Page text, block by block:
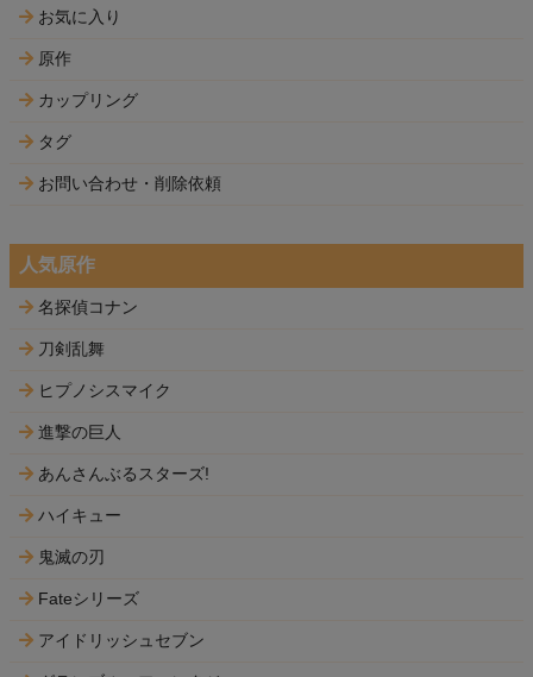
お気に入り
原作
カップリング
タグ
お問い合わせ・削除依頼
人気原作
名探偵コナン
刀剣乱舞
ヒプノシスマイク
進撃の巨人
あんさんぶるスターズ!
ハイキュー
鬼滅の刃
Fateシリーズ
アイドリッシュセブン